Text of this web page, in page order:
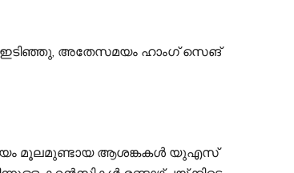
അതേസമയം ഹാംഗ് സെങ്
മൂലമുണ്ടായ ആശങ്കകൾ യുഎസ്